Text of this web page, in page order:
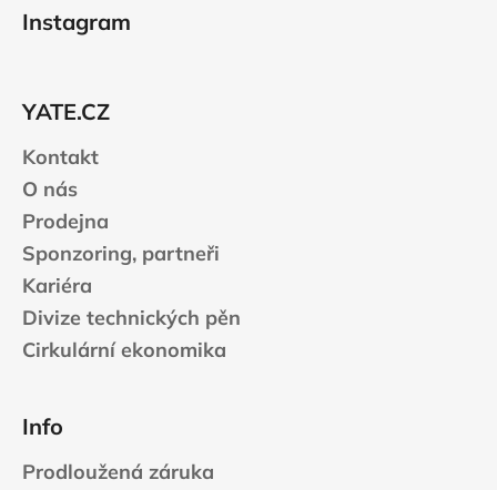
Instagram
YATE.CZ
Kontakt
O nás
Prodejna
Sponzoring, partneři
Kariéra
Divize technických pěn
Cirkulární ekonomika
Info
Prodloužená záruka